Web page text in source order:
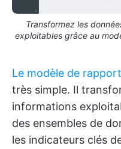
Transformez les
exploitables grâce au
Le modèle de
très simple. Il
informations
des ensembles de
les indicateurs clés